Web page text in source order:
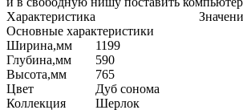
Характеристика
Основные характеристики
Ширина,мм
1199
Глубина,мм
590
Высота,мм
765
Цвет
Дуб сонома
Коллекция
Шерлок